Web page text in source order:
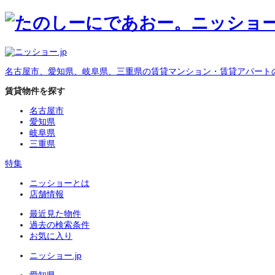
名古屋市、愛知県、岐阜県、三重県の賃貸マンション・賃貸アパート
賃貸物件を探す
名古屋市
愛知県
岐阜県
三重県
特集
ニッショーとは
店舗情報
最近見た物件
過去の検索条件
お気に入り
ニッショー.jp